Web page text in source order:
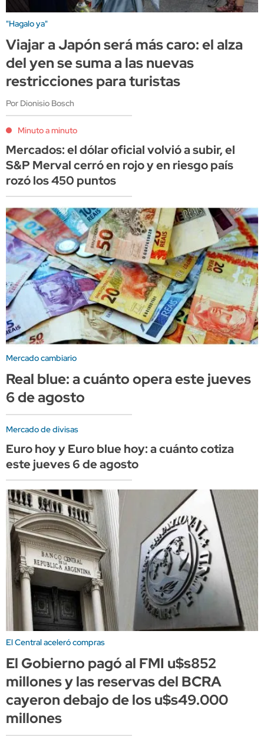
"Hagalo ya"
Viajar a Japón será más caro: el alza
del yen se suma a las nuevas
restricciones para turistas
Por Dionisio Bosch
Minuto a minuto
Mercados: el dólar oficial volvió a subir, el
S&P Merval cerró en rojo y en riesgo país
rozó los 450 puntos
Mercado cambiario
Real blue: a cuánto opera este jueves
6 de agosto
Mercado de divisas
Euro hoy y Euro blue hoy: a cuánto cotiza
este jueves 6 de agosto
El Central aceleró compras
El Gobierno pagó al FMI u$s852
millones y las reservas del BCRA
cayeron debajo de los u$s49.000
millones